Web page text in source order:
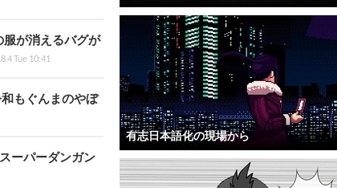
が消えるバグが
Tue 10:41
もぐんまのやぼ
ーパーダンガン
有志日本語化の現場から